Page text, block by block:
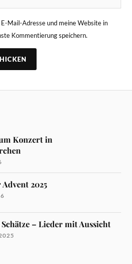
Mail-Adresse und meine Website in
Kommentierung speichern.
Konzert in
2025
Schätze – Lieder mit Aussicht